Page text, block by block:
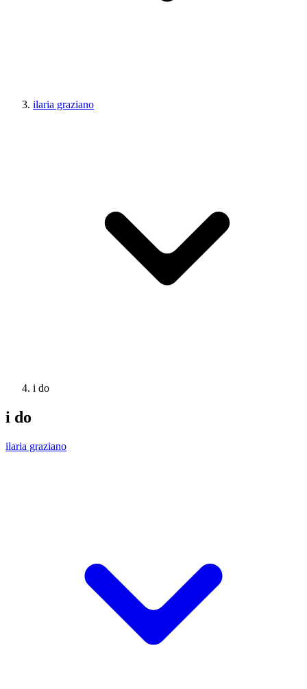
ilaria graziano
i do
i do
ilaria graziano